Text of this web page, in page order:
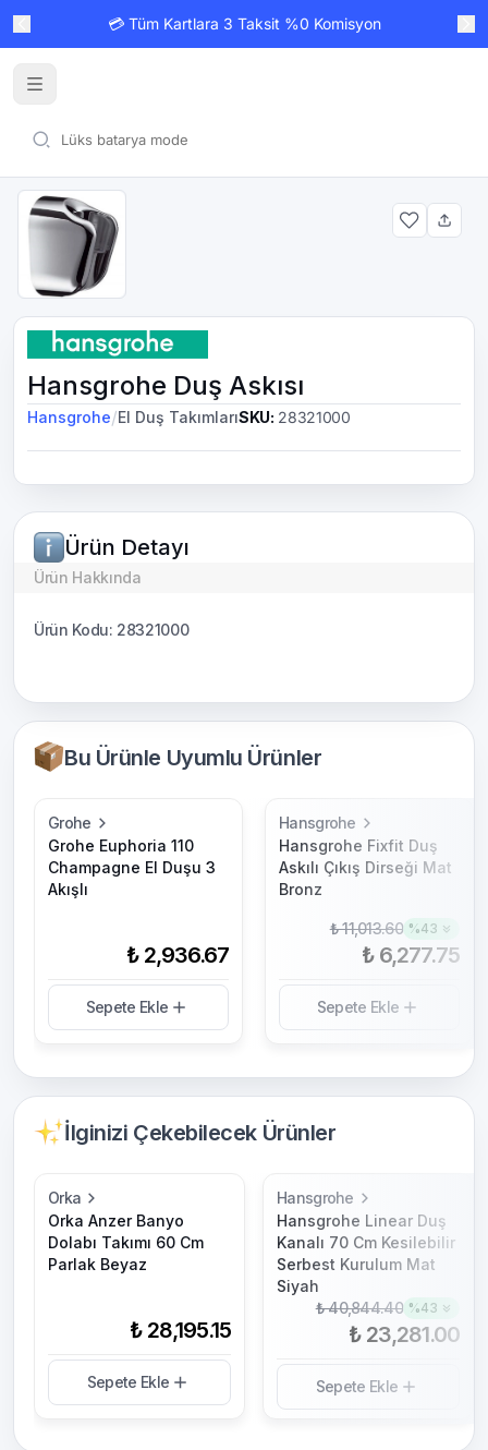
💳 Tüm Kartlara 3 Taksit %0 Komisyon
Hansgrohe Duş Askısı
Hansgrohe/El Duş TakımlarıSKU: 28321000
Bu Ürünle Uyumlu Ürünler
Grohe
Grohe Euphoria 110
Champagne El Duşu 3
Akışlı
₺ 2,936.67
Sepete Ekle
Hansgrohe
Hansgrohe Fixfit Duş
Askılı Çıkış Dirseği Mat
Bronz
₺ 11,013.60 %43
₺ 6,277.75
Sepete Ekle
İlginizi Çekebilecek Ürünler
Orka
Orka Anzer Banyo
Dolabı Takımı 60 Cm
Parlak Beyaz
₺ 28,195.15
Sepete Ekle
Hansgrohe
Hansgrohe Linear Duş
Kanalı 70 Cm Kesilebilir
Serbest Kurulum Mat
Siyah
₺ 40,844.40 %43
₺ 23,281.00
Sepete Ekle
Ürün Detayı
Ürün Hakkında
Ürün Kodu: 28321000